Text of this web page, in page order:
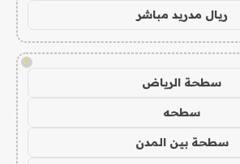
ريال مدريد مباشر
!
سطحة الرياض
سطحه
سطحة بين المدن